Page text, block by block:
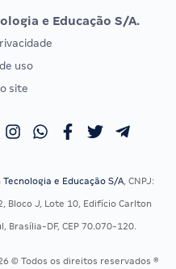
Vunesp
EXAME DE ORDEM
Calendário OAB
e Educação S/A.
uso
site
Tecnologia e Educação S/A, CNPJ:
Bloco J, Lote 10, Edifício Carlton
Brasília-DF, CEP 70.070-120.
© Todos os direitos reservados ®